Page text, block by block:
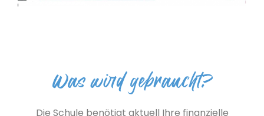
Was wird gebraucht?
Die Schule benötigt aktuell Ihre finanzielle